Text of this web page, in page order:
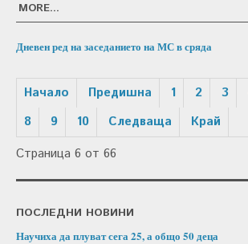
MORE...
Дневен ред на заседанието на МС в сряда
Начало Предишна 1 2 3
8
9 10 Следваща
Край
Страница 6 от 66
ПОСЛЕДНИ НОВИНИ
Научиха да плуват сега 25, а общо 50 деца